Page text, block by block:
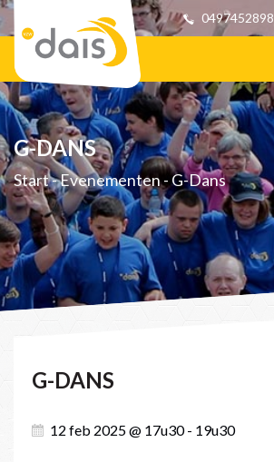
0497452898
G-DANS
Start-Evenementen-G-Dans
G-DANS
12 feb 2025 @ 17u30 - 19u30